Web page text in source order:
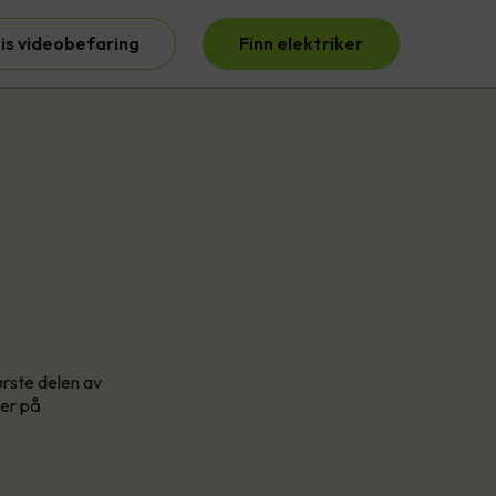
videobefaring Finn elektriker
delen av
på